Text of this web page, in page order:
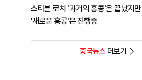
스티븐 로치 '과거의 홍콩'은 끝났지만
'새로운 홍콩'은 진행중
중국뉴스더보기